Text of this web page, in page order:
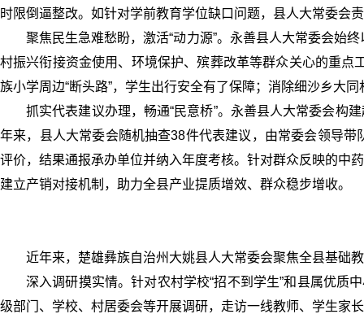
时限倒逼整改。如针对学前教育学位缺口问题，县人大常委会
聚焦民生急难愁盼，激活“动力源”。永善县人大常委会始
村振兴衔接资金使用、环境保护、殡葬改革等群众关心的重
族小学周边“断头路”，学生出行安全有了保障；消除细沙乡大
抓实代表建议办理，畅通“民意桥”。永善县人大常委会构
年来，县人大常委会随机抽查38件代表建议，由常委会领导
评价，结果通报承办单位并纳入年度考核。针对群众反映的中
建立产销对接机制，助力全县产业提质增效、群众稳步增收。
近年来，楚雄彝族自治州大姚县人大常委会聚焦全县基础
深入调研摸实情。针对农村学校“招不到学生”和县属优质
级部门、学校、村居委会等开展调研，走访一线教师、学生家